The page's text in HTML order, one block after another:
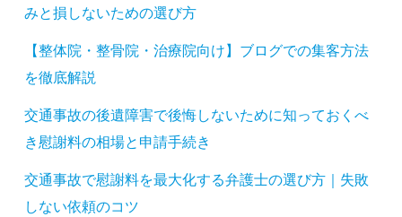
みと損しないための選び方
【整体院・整骨院・治療院向け】ブログでの集客方法
を徹底解説
交通事故の後遺障害で後悔しないために知っておくべ
き慰謝料の相場と申請手続き
交通事故で慰謝料を最大化する弁護士の選び方｜失敗
しない依頼のコツ